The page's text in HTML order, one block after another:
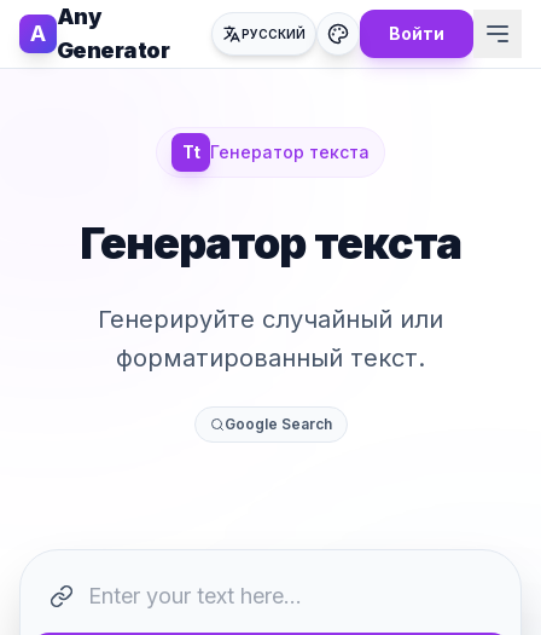
A
Any
Generator
РУССКИЙ Войти
Tt Генератор текста
Генератор текста
Генерируйте случайный или
форматированный текст.
Google Search